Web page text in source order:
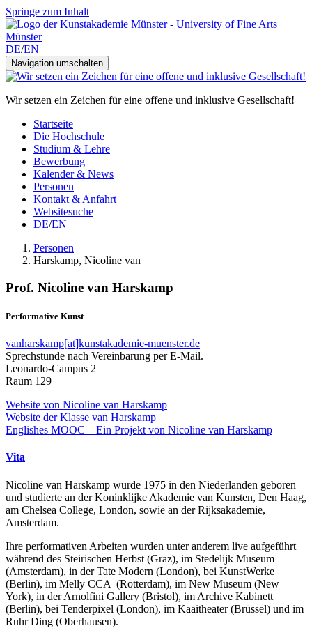
Springe zum Inhalt
DE/EN
Navigation umschalten
Wir setzen ein Zeichen für eine offene und inklusive Gesellschaft!
Startseite
Die Hochschule
Studium & Lehre
Bewerbung
Kalender & News
Personen
Kontakt & Anfahrt
Websitesuche
DE/EN
Personen
Harskamp, Nicoline van
Prof. Nicoline van Harskamp
Performative Kunst
vanharskamp[at]kunstakademie-muenster.de
Sprechstunde nach Vereinbarung per E-Mail.
Leonardo-Campus 2
Raum 129
Website von Nicoline van Harskamp
Website der Klasse van Harskamp
Englishes MOOC – Ein Projekt von Nicoline van Harskamp
Vita
Nicoline van Harskamp wurde 1975 in den Niederlanden geboren
und studierte an der Koninklijke Akademie van Kunsten, Den Haag,
am Chelsea College, London, sowie an der Rijksakademie,
Amsterdam.
Ihre performativen Arbeiten wurden unter anderem live aufgeführt
während des Steirischen Herbst (Graz), im Stedelijk Museum
(Amsterdam), in der Tate Modern (London), bei KunstWerke
(Berlin), im Melly CCA (Rotterdam), im New Museum (New
York), in der Arnolfini Gallery (Bristol), im Archive Kabinett
(Berlin), bei Tenderpixel (London), im Kaaitheater (Brüssel) und im
Ruhr Ding (Oberhausen).